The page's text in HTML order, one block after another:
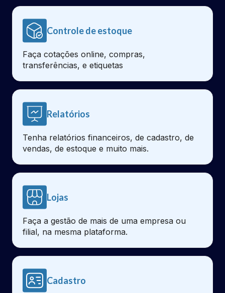
Controle de estoque
Faça cotações online, compras,
transferências, e etiquetas
Relatórios
Tenha relatórios financeiros, de cadastro, de
vendas, de estoque e muito mais.
Lojas
Faça a gestão de mais de uma empresa ou
filial, na mesma plataforma.
Cadastro